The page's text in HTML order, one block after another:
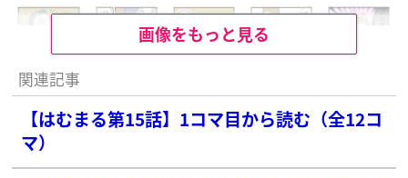
画像をもっと見る
関連記事
【はむまる第15話】1コマ目から読む（全12コ
マ）